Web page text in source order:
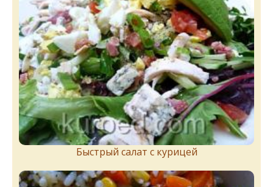
Быстрый салат с курицей